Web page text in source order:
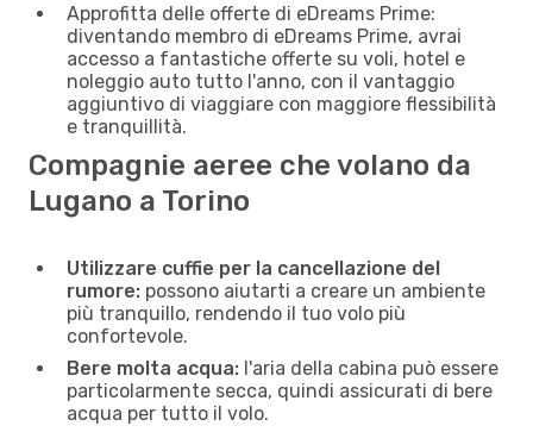
Approfitta delle offerte di eDreams Prime:
diventando membro di eDreams Prime, avrai
accesso a fantastiche offerte su voli, hotel e
noleggio auto tutto l'anno, con il vantaggio
aggiuntivo di viaggiare con maggiore flessibilità
e tranquillità.
Compagnie aeree che volano da
Lugano a Torino
Utilizzare cuffie per la cancellazione del
rumore: possono aiutarti a creare un ambiente
più tranquillo, rendendo il tuo volo più
confortevole.
Bere molta acqua: l'aria della cabina può essere
particolarmente secca, quindi assicurati di bere
acqua per tutto il volo.